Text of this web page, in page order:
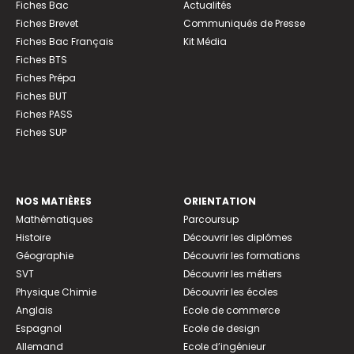
Fiches Bac
Fiches Brevet
Fiches Bac Français
Fiches BTS
Fiches Prépa
Fiches BUT
Fiches PASS
Fiches SUP
Actualités
Communiqués de Presse
Kit Média
NOS MATIÈRES
Mathématiques
Histoire
Géographie
SVT
Physique Chimie
Anglais
Espagnol
Allemand
ORIENTATION
Parcoursup
Découvrir les diplômes
Découvrir les formations
Découvrir les métiers
Découvrir les écoles
Ecole de commerce
Ecole de design
Ecole d’ingénieur